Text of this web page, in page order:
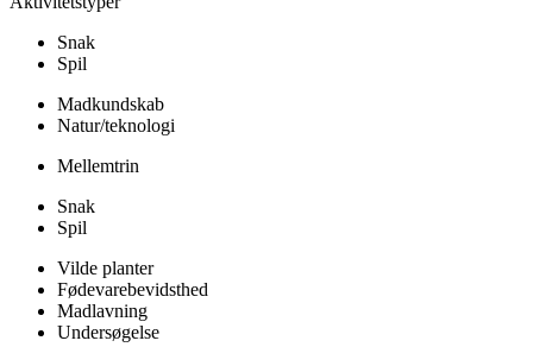
Snak
Spil
Madkundskab
Natur/teknologi
Mellemtrin
Snak
Spil
Vilde planter
Fødevarebevidsthed
Madlavning
Undersøgelse